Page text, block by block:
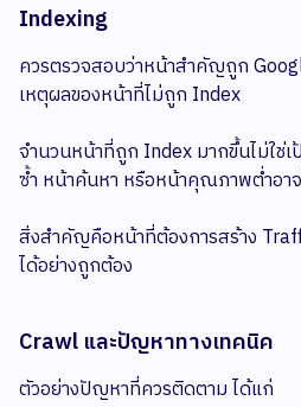
Indexing
ควรตรวจสอบว่าหน้าสำคัญถูก
เหตุผลของหน้าที่ไม่ถูก Index
จำนวนหน้าที่ถูก Index มากขึ้นไม่ใช่เ
ซ้ำ หน้าค้นหา หรือหน้าคุณภาพต่ำอา
สิ่งสำคัญคือหน้าที่ต้องการสร้าง
ได้อย่างถูกต้อง
Crawl และปัญหาทางเทคนิค
ตัวอย่างปัญหาที่ควรติดตาม ได้แก่